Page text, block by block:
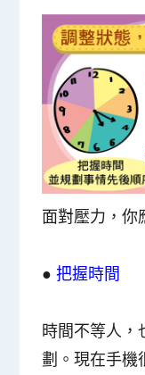
面對壓力，你
● 把握時間
時間不等人，
劃 。現在手